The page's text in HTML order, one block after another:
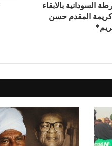
السودانية بالابقاء
المقدم حسن